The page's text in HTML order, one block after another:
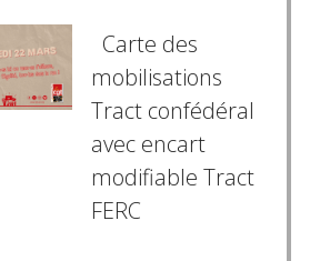
Carte des
mobilisations
Tract confédéral
avec encart
modifiable Tract
FERC